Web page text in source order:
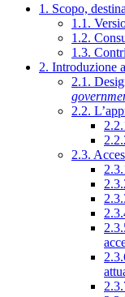
1. Scopo,
1.1.
1.2.
1.3.
2. Introduzione
2.1.
2.2.
2.3.